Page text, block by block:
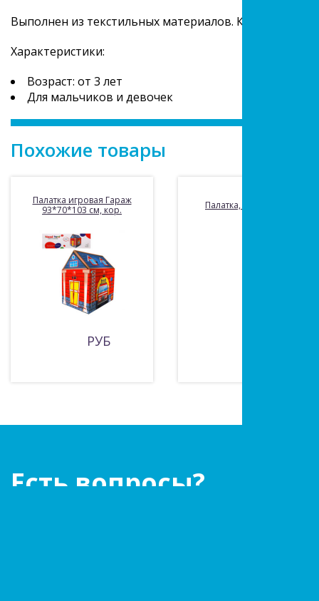
Выполнен из текстильных материалов. Каркас
Характеристики:
Возраст: от 3 лет
Для мальчиков и девочек
Похожие товары
Палатка игровая Гараж
93*70*103 см, кор.
РУБ
Палатка, 43*70*91см
Есть вопросы?